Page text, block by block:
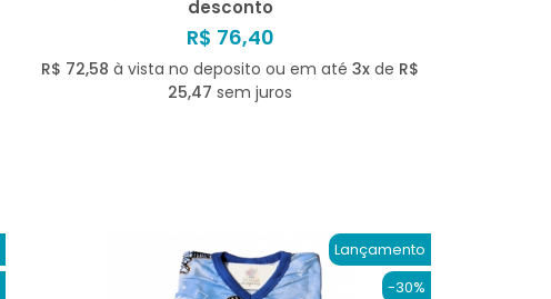
desconto
R$ 76,40
R$ 72,58 à vista no deposito ou em até3x de R$
25,47 sem juros
Lançamento
-30%